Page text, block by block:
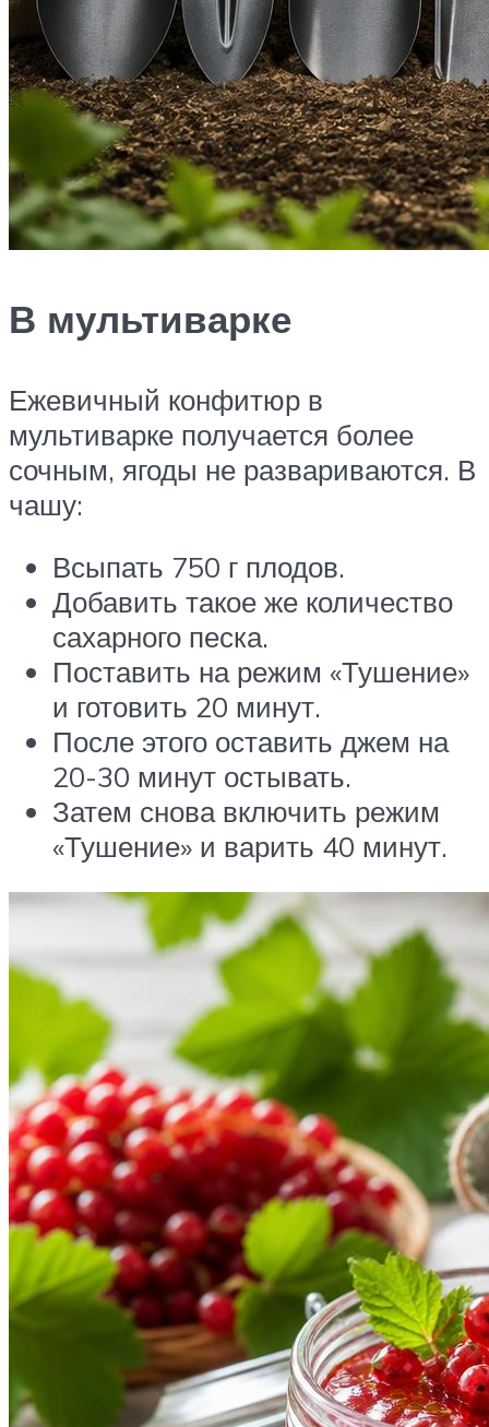
В мультиварке
Ежевичный конфитюр в
мультиварке получается более
сочным, ягоды не развариваются. В
чашу:
Всыпать 750 г плодов.
Добавить такое же количество
сахарного песка.
Поставить на режим «Тушение»
и готовить 20 минут.
После этого оставить джем на
20-30 минут остывать.
Затем снова включить режим
«Тушение» и варить 40 минут.